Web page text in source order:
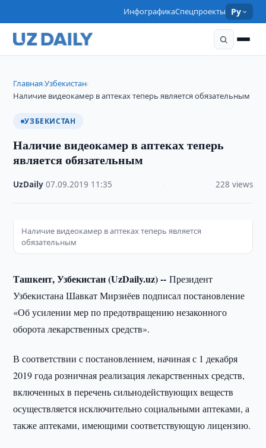
ИнфографикаСпецпроекты Ру
Главная›Узбекистан›
Наличие видеокамер в аптеках теперь является обязательным
УЗБЕКИСТАН
Наличие видеокамер в аптеках теперь
является обязательным
UzDaily ·07.09.2019 11:35 228 views
Наличие видеокамер в аптеках теперь является
обязательным
Ташкент, Узбекистан (UzDaily.uz) -- Президент
Узбекистана Шавкат Мирзиёев подписал постановление
«Об усилении мер по предотвращению незаконного
оборота лекарственных средств».
В соответствии с постановлением, начиная с 1 декабря
2019 года розничная реализация лекарственных средств,
включенных в перечень сильнодействующих веществ
осуществляется исключительно социальными аптеками, а
также аптеками, имеющими соответствующую лицензию.